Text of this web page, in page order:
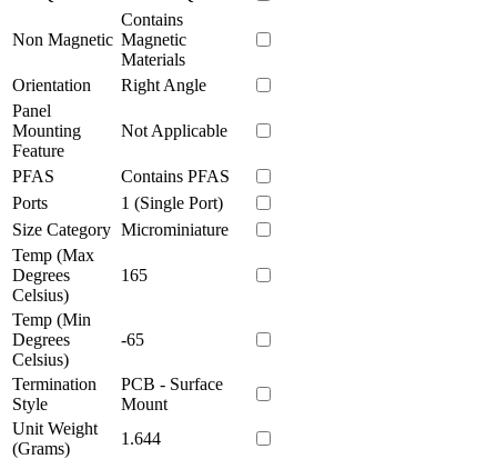
Non Magnetic
Contains
Magnetic
Materials
Orientation
Right Angle
Panel
Mounting
Feature
Not Applicable
PFAS
Contains PFAS
Ports
1 (Single Port)
Size Category Microminiature
Temp (Max
Degrees
Celsius)
165
Temp (Min
Degrees
Celsius)
-65
Termination
Style
PCB - Surface
Mount
Unit Weight
(Grams)
1.644